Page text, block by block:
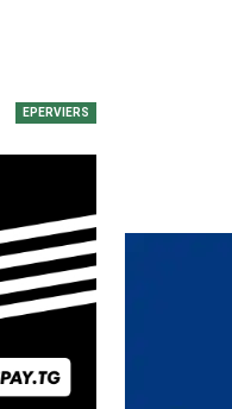
EPERVIERS